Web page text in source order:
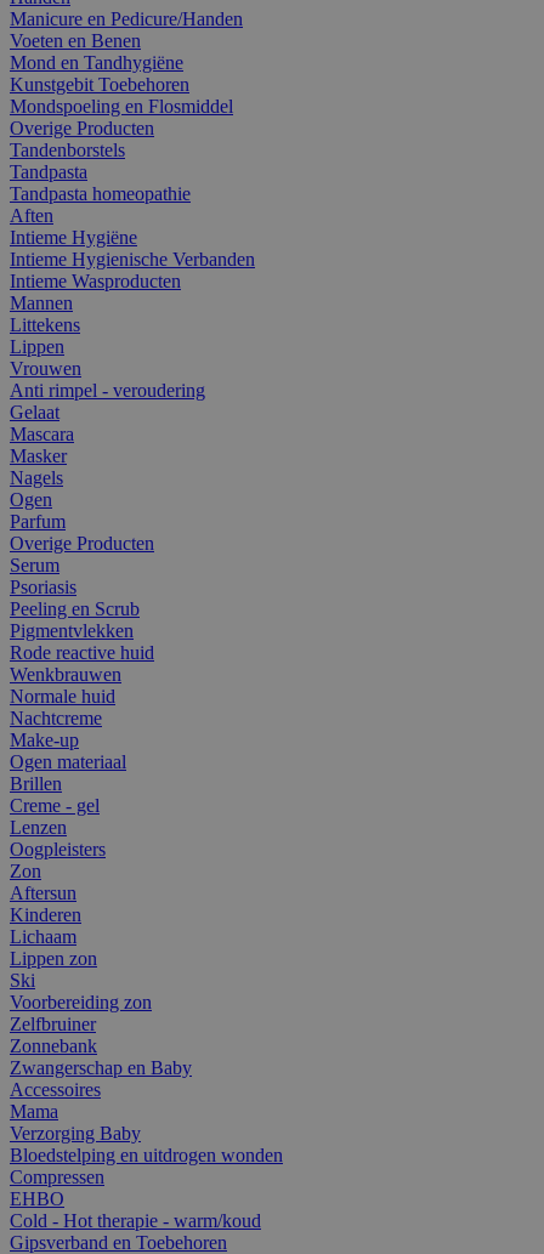
Manicure en Pedicure/Handen
Voeten en Benen
Mond en Tandhygiëne
Kunstgebit Toebehoren
Mondspoeling en Flosmiddel
Overige Producten
Tandenborstels
Tandpasta
Tandpasta homeopathie
Aften
Intieme Hygiëne
Intieme Hygienische Verbanden
Intieme Wasproducten
Mannen
Littekens
Lippen
Vrouwen
Anti rimpel - veroudering
Gelaat
Mascara
Masker
Nagels
Ogen
Parfum
Overige Producten
Serum
Psoriasis
Peeling en Scrub
Pigmentvlekken
Rode reactive huid
Wenkbrauwen
Normale huid
Nachtcreme
Make-up
Ogen materiaal
Brillen
Creme - gel
Lenzen
Oogpleisters
Zon
Aftersun
Kinderen
Lichaam
Lippen zon
Ski
Voorbereiding zon
Zelfbruiner
Zonnebank
Zwangerschap en Baby
Accessoires
Mama
Verzorging Baby
Bloedstelping en uitdrogen wonden
Compressen
EHBO
Cold - Hot therapie - warm/koud
Gipsverband en Toebehoren